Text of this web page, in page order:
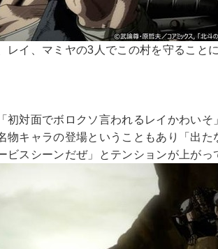
イ、マミヤの3人でこの村を守ること
対面でボロクソ言われるレイかわい
キャラの登場ということもあり「出
スシーンだぜ」とテンションが上がっ